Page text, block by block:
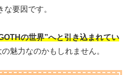
な要因です。
の世界”へと引き込まれてい
魅力なのかもしれません。